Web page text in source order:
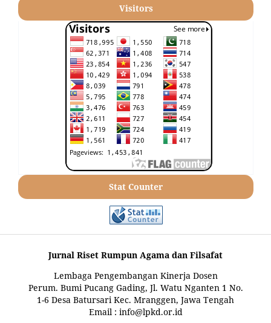
Visitors
Stat Counter
Jurnal Riset Rumpun Agama dan Filsafat
Lembaga Pengembangan Kinerja Dosen
Perum. Bumi Pucang Gading, Jl. Watu Nganten 1 No.
1-6 Desa Batursari Kec. Mranggen, Jawa Tengah
Email : info@lpkd.or.id